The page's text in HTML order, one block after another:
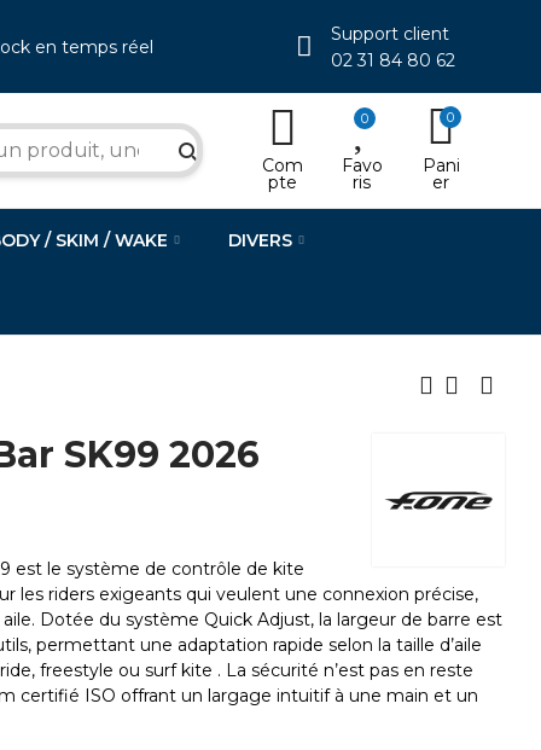
en temps réel
Support client
02 31 84 80 62
search Com
pte
0
Favo
ris
0
Pani
er
/ SKIM / WAKE DIVERS
SK99 2026
est le système de contrôle de kite
les riders exigeants qui veulent une connexion précise,
Dotée du système Quick Adjust, la largeur de barre est
permettant une adaptation rapide selon la taille d’aile
freestyle ou surf kite . La sécurité n’est pas en reste
certifié ISO offrant un largage intuitif à une main et un